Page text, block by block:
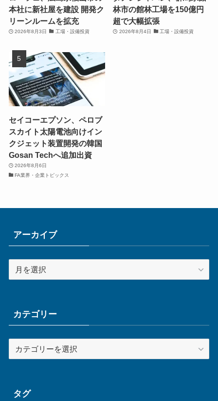
本社に新社屋を建設 開発ク
リーンルームを拡充
2026年8月3日 工場・設備投資
林市の館林工場を150億円
超で大幅拡張
2026年8月4日 工場・設備投資
セイコーエプソン、ペロブ
スカイト太陽電池向けイン
クジェット装置開発の韓国
Gosan Techへ追加出資
2026年8月6日
FA業界・企業トピックス
アーカイブ
ー
ブカテゴリー
テ
ータグ